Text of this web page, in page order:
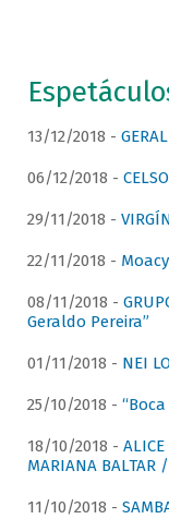
13/12/2018 -
06/12/2018 -
29/11/2018 -
22/11/2018 -
08/11/2018 -
Geraldo Pereira”
01/11/2018 - NEI
25/10/2018 -
18/10/2018 - ALICE
MARIANA BALTAR
11/10/2018 -